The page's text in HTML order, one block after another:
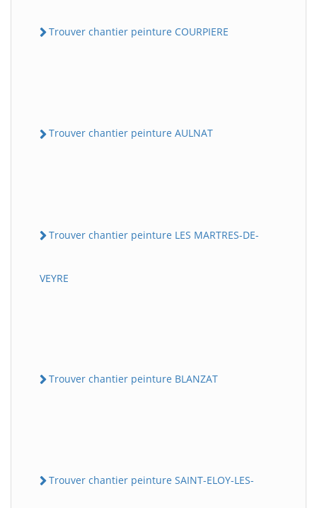
Trouver chantier peinture COURPIERE
Trouver chantier peinture AULNAT
Trouver chantier peinture LES MARTRES-DE-
VEYRE
Trouver chantier peinture BLANZAT
Trouver chantier peinture SAINT-ELOY-LES-